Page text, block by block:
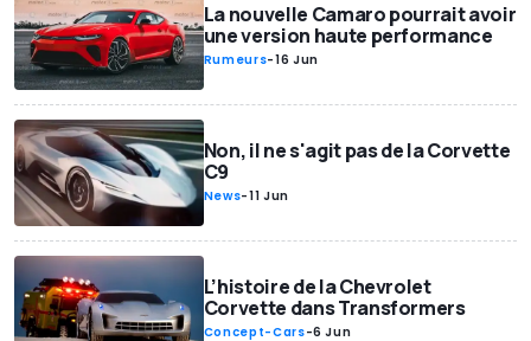
La nouvelle Camaro pourrait avoir
une version haute performance
Rumeurs-16 Jun
Non, il ne s'agit pas de la Corvette
C9
News-11 Jun
L’histoire de la Chevrolet
Corvette dans Transformers
Concept-Cars-6 Jun